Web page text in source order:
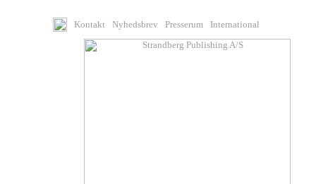
Kontakt Nyhedsbrev Presserum International